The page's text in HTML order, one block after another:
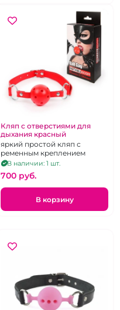
Кляп с отверстиями для
дыхания красный
яркий простой кляп с
ременным креплением
В наличии: 1 шт.
700 pуб.
В корзину